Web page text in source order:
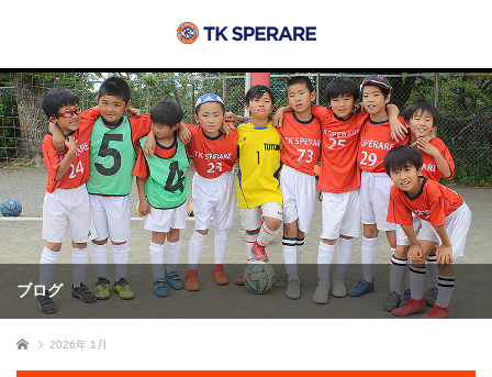
ブログ
ホーム 2026年 1月